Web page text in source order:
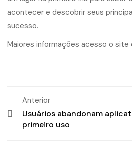
acontecer e descobrir seus
sucesso.
Maiores informações acesso o site
Anterior
Usuários abandonam
primeiro uso